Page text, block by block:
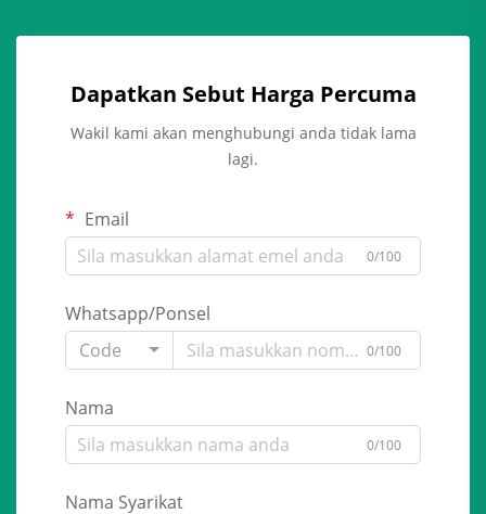
Dapatkan Sebut Harga Percuma
Wakil kami akan menghubungi anda tidak lama
lagi.
Email
0/100
Whatsapp/Ponsel
Code
0/100
Nama
0/100
Nama Syarikat